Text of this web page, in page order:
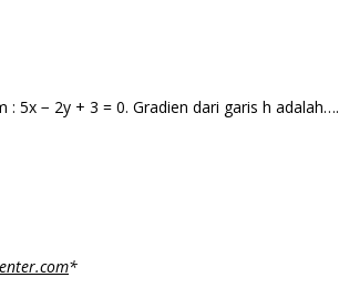
: 5x − 2y + 3 = 0. Gradien dari garis h adalah….
*